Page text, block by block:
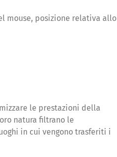
mouse, posizione relativa allo
le prestazioni della
natura filtrano le
in cui vengono trasferiti i